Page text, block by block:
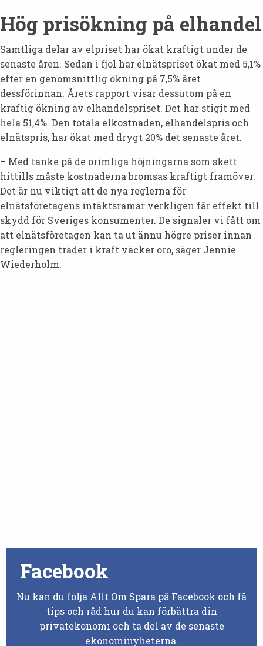
Hög prisökning på elhandel
Samtliga delar av elpriset har ökat kraftigt under de
senaste åren. Sedan i fjol har elnätspriset ökat med 5,1%
efter en genomsnittlig ökning på 7,5% året
dessförinnan. Årets rapport visar dessutom på en
kraftig ökning av elhandelspriset. Det har stigit med
hela 51,4%. Den totala elkostnaden, elhandelspris och
elnätspris, har ökat med drygt 20% det senaste året.
– Med tanke på de orimliga höjningarna som skett
hittills måste kostnaderna bromsas kraftigt framöver.
Det är nu viktigt att de nya reglerna för
elnätsföretagens intäktsramar verkligen får effekt till
skydd för Sveriges konsumenter. De signaler vi fått om
att elnätsföretagen kan ta ut ännu högre priser innan
regleringen träder i kraft väcker oro, säger Jennie
Wiederholm.
Facebook
Nu kan du följa Allt Om Spara på Facebook och få
tips och råd hur du kan förbättra din
privatekonomi och ta del av de senaste
ekonominyheterna.